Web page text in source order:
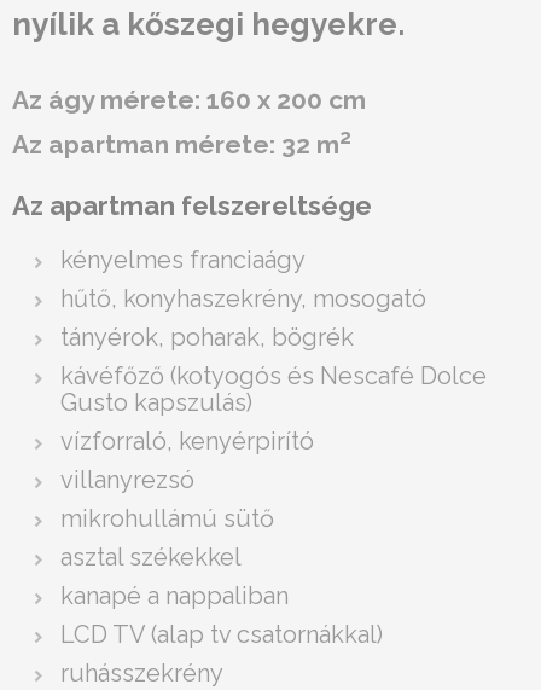
nyílik a kőszegi hegyekre.
Az ágy mérete: 160 x 200 cm
Az apartman mérete: 32 m2
Az apartman felszereltsége
kényelmes franciaágy
hűtő, konyhaszekrény, mosogató
tányérok, poharak, bögrék
kávéfőző (kotyogós és Nescafé Dolce
Gusto kapszulás)
vízforraló, kenyérpirító
villanyrezsó
mikrohullámú sütő
asztal székekkel
kanapé a nappaliban
LCD TV (alap tv csatornákkal)
ruhásszekrény